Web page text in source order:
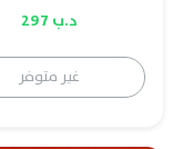
د.ب 297
غير متوفر